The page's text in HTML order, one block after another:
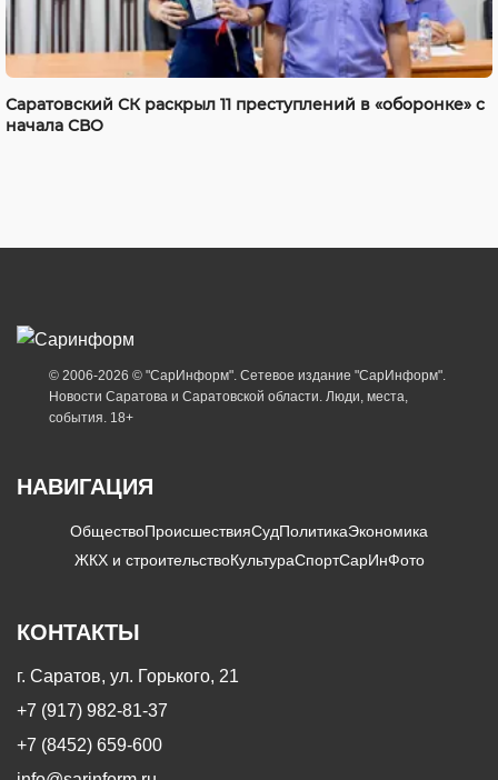
Саратовский СК раскрыл 11 преступлений в «оборонке» с
начала СВО
© 2006-2026 © "СарИнформ". Сетевое издание "СарИнформ".
Новости Саратова и Саратовской области. Люди, места,
события. 18+
НАВИГАЦИЯ
ОбществоПроисшествияСудПолитикаЭкономика
ЖКХ и строительствоКультураСпортСарИнФото
КОНТАКТЫ
г. Саратов, ул. Горького, 21
+7 (917) 982-81-37
+7 (8452) 659-600